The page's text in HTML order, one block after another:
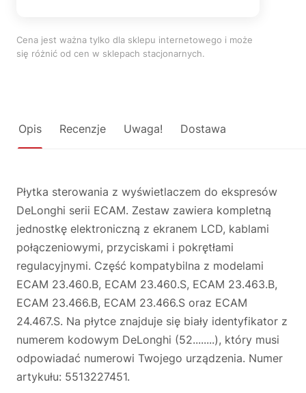
Cena jest ważna tylko dla sklepu internetowego i może
się różnić od cen w sklepach stacjonarnych.
Opis Recenzje Uwaga! Dostawa
Płytka sterowania z wyświetlaczem do ekspresów
DeLonghi serii ECAM. Zestaw zawiera kompletną
jednostkę elektroniczną z ekranem LCD, kablami
połączeniowymi, przyciskami i pokrętłami
regulacyjnymi. Część kompatybilna z modelami
ECAM 23.460.B, ECAM 23.460.S, ECAM 23.463.B,
ECAM 23.466.B, ECAM 23.466.S oraz ECAM
24.467.S. Na płytce znajduje się biały identyfikator z
numerem kodowym DeLonghi (52........), który musi
odpowiadać numerowi Twojego urządzenia. Numer
artykułu: 5513227451.